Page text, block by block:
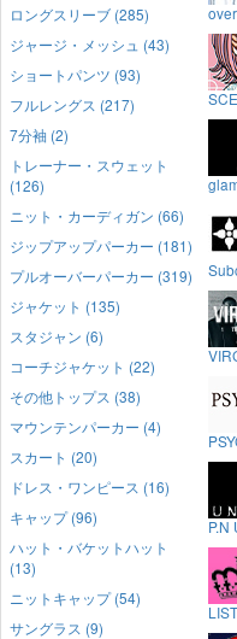
ロングスリーブ (285)
ジャージ・メッシュ (43)
ショートパンツ (93)
フルレングス (217)
7分袖 (2)
トレーナー・スウェット
(126)
ニット・カーディガン (66)
ジップアップパーカー (181)
プルオーバーパーカー (319)
ジャケット (135)
スタジャン (6)
コーチジャケット (22)
その他トップス (38)
マウンテンパーカー (4)
スカート (20)
ドレス・ワンピース (16)
キャップ (96)
ハット・バケットハット
(13)
ニットキャップ (54)
サングラス (9)
P.N